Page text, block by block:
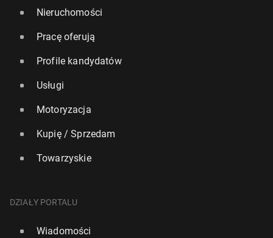
Reuters: USA pracują nad por­ta­lem, który ma dawać
dostęp do treści za­blo­ko­wa­nych w krajach Europy
Nieruchomości
Pracę oferują
Profile kandydatów
Usługi
Motoryzacja
Kupię / Sprzedam
Towarzyskie
DZIAŁY PORTALU
Wiadomości